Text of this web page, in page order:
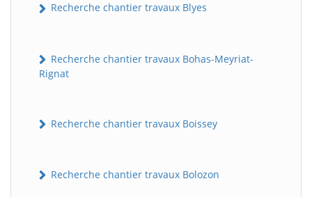
Recherche chantier travaux Blyes
Recherche chantier travaux Bohas-Meyriat-
Rignat
Recherche chantier travaux Boissey
Recherche chantier travaux Bolozon